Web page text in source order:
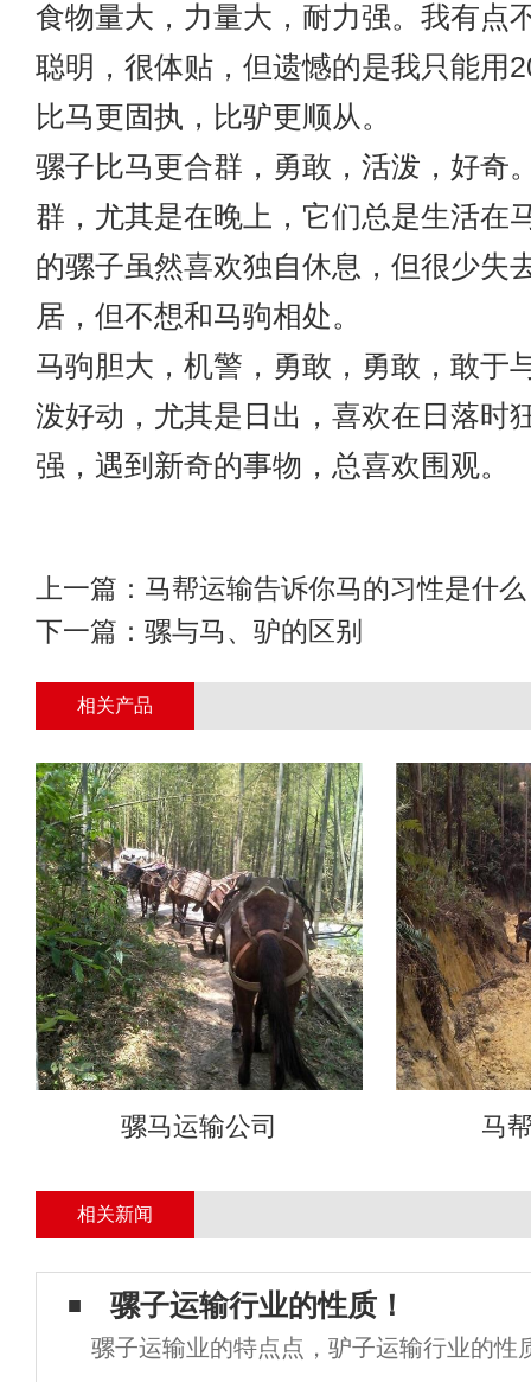
食物量大，力量大，耐力强。我有点
聪明，很体贴，但遗憾的是我只能用
比马更固执，比驴更顺从。
骡子比马更合群，勇敢，活泼，好奇
群，尤其是在晚上，它们总是生活在
的骡子虽然喜欢独自休息，但很少失
居，但不想和马驹相处。
马驹胆大，机警，勇敢，勇敢，敢于
泼好动，尤其是日出，喜欢在日落时
强，遇到新奇的事物，总喜欢围观。
上一篇： 马帮运输告诉你马的习性是什
下一篇： 骡与马、驴的区别
相关产品
骡马运输公司 马
相关新闻
骡子运输行业的性质！
骡子运输业的特点点，驴子运输行业的性